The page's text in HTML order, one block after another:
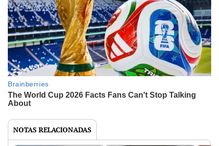
NOTAS RELACIONADAS